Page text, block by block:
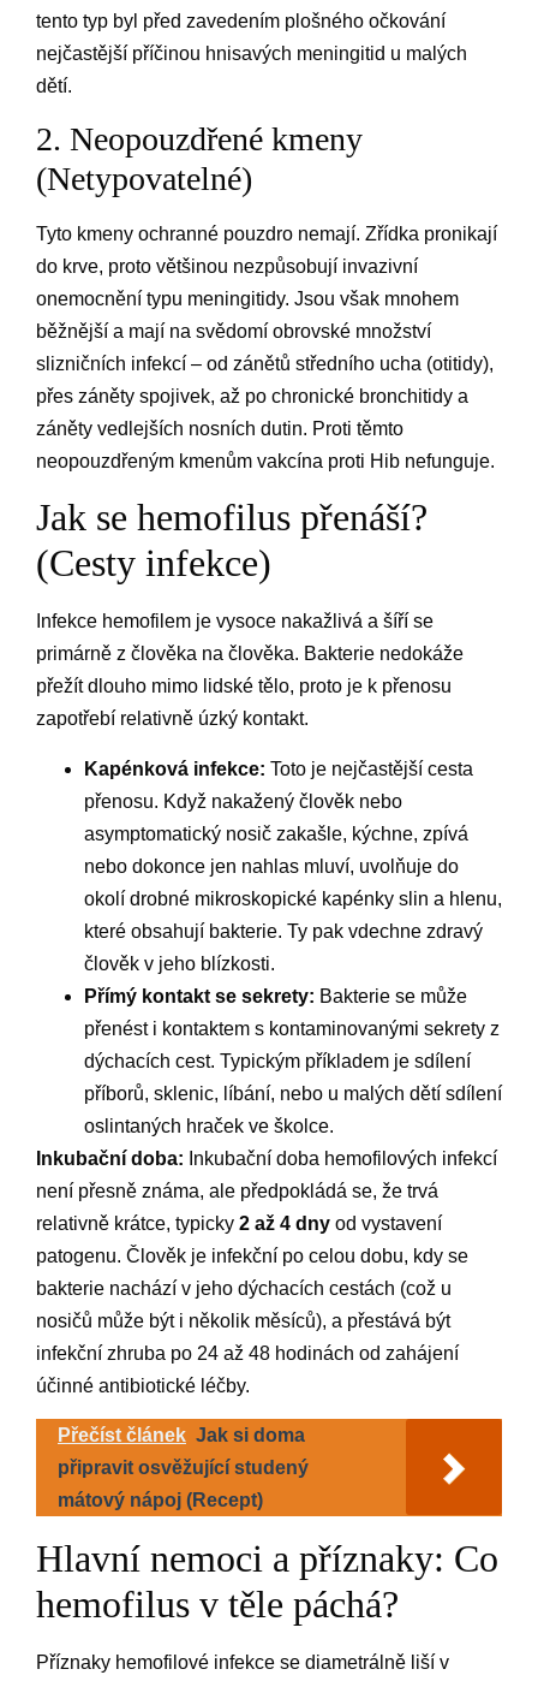
tento typ byl před zavedením plošného očkování
nejčastější příčinou hnisavých meningitid u malých
dětí.
2. Neopouzdřené kmeny
(Netypovatelné)
Tyto kmeny ochranné pouzdro nemají. Zřídka pronikají
do krve, proto většinou nezpůsobují invazivní
onemocnění typu meningitidy. Jsou však mnohem
běžnější a mají na svědomí obrovské množství
slizničních infekcí – od zánětů středního ucha (otitidy),
přes záněty spojivek, až po chronické bronchitidy a
záněty vedlejších nosních dutin. Proti těmto
neopouzdřeným kmenům vakcína proti Hib nefunguje.
Jak se hemofilus přenáší?
(Cesty infekce)
Infekce hemofilem je vysoce nakažlivá a šíří se
primárně z člověka na člověka. Bakterie nedokáže
přežít dlouho mimo lidské tělo, proto je k přenosu
zapotřebí relativně úzký kontakt.
Kapénková infekce: Toto je nejčastější cesta
přenosu. Když nakažený člověk nebo
asymptomatický nosič zakašle, kýchne, zpívá
nebo dokonce jen nahlas mluví, uvolňuje do
okolí drobné mikroskopické kapénky slin a hlenu,
které obsahují bakterie. Ty pak vdechne zdravý
člověk v jeho blízkosti.
Přímý kontakt se sekrety: Bakterie se může
přenést i kontaktem s kontaminovanými sekrety z
dýchacích cest. Typickým příkladem je sdílení
příborů, sklenic, líbání, nebo u malých dětí sdílení
oslintaných hraček ve školce.
Inkubační doba: Inkubační doba hemofilových infekcí
není přesně známa, ale předpokládá se, že trvá
relativně krátce, typicky 2 až 4 dny od vystavení
patogenu. Člověk je infekční po celou dobu, kdy se
bakterie nachází v jeho dýchacích cestách (což u
nosičů může být i několik měsíců), a přestává být
infekční zhruba po 24 až 48 hodinách od zahájení
účinné antibiotické léčby.
Přečíst článek Jak si doma
připravit osvěžující studený
mátový nápoj (Recept)
Hlavní nemoci a příznaky: Co
hemofilus v těle páchá?
Příznaky hemofilové infekce se diametrálně liší v